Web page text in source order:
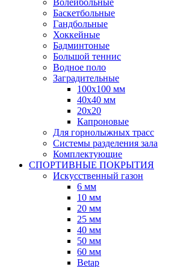
Волейбольные
Баскетбольные
Гандбольные
Хоккейные
Бадминтоные
Большой теннис
Водное поло
Заградительные
100х100 мм
40х40 мм
20х20
Капроновые
Для горнолыжных трасс
Системы разделения зала
Комплектующие
СПОРТИВНЫЕ ПОКРЫТИЯ
Искусственный газон
6 мм
10 мм
20 мм
25 мм
40 мм
50 мм
60 мм
Betap